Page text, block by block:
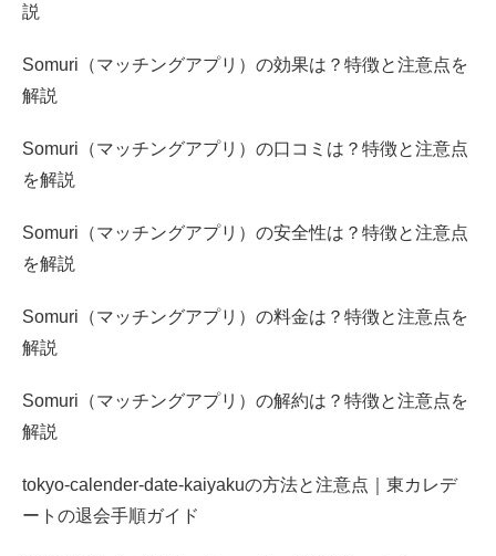
説
Somuri（マッチングアプリ）の効果は？特徴と注意点を
解説
Somuri（マッチングアプリ）の口コミは？特徴と注意点
を解説
Somuri（マッチングアプリ）の安全性は？特徴と注意点
を解説
Somuri（マッチングアプリ）の料金は？特徴と注意点を
解説
Somuri（マッチングアプリ）の解約は？特徴と注意点を
解説
tokyo-calender-date-kaiyakuの方法と注意点｜東カレデ
ートの退会手順ガイド